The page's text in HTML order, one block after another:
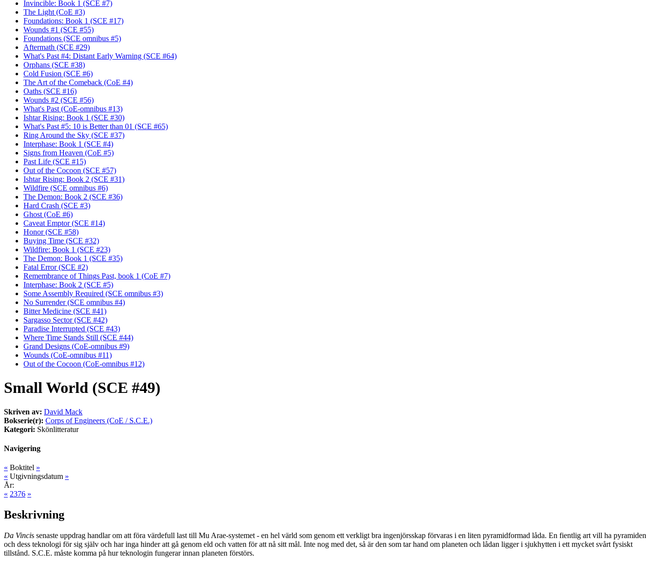
Invincible: Book 1 (SCE #7)
The Light (CoE #3)
Foundations: Book 1 (SCE #17)
Wounds #1 (SCE #55)
Foundations (SCE omnibus #5)
Aftermath (SCE #29)
What's Past #4: Distant Early Warning (SCE #64)
Orphans (SCE #38)
Cold Fusion (SCE #6)
The Art of the Comeback (CoE #4)
Oaths (SCE #16)
Wounds #2 (SCE #56)
What's Past (CoE-omnibus #13)
Ishtar Rising: Book 1 (SCE #30)
What's Past #5: 10 is Better than 01 (SCE #65)
Ring Around the Sky (SCE #37)
Interphase: Book 1 (SCE #4)
Signs from Heaven (CoE #5)
Past Life (SCE #15)
Out of the Cocoon (SCE #57)
Ishtar Rising: Book 2 (SCE #31)
Wildfire (SCE omnibus #6)
The Demon: Book 2 (SCE #36)
Hard Crash (SCE #3)
Ghost (CoE #6)
Caveat Emptor (SCE #14)
Honor (SCE #58)
Buying Time (SCE #32)
Wildfire: Book 1 (SCE #23)
The Demon: Book 1 (SCE #35)
Fatal Error (SCE #2)
Remembrance of Things Past, book 1 (CoE #7)
Interphase: Book 2 (SCE #5)
Some Assembly Required (SCE omnibus #3)
No Surrender (SCE omnibus #4)
Bitter Medicine (SCE #41)
Sargasso Sector (SCE #42)
Paradise Interrupted (SCE #43)
Where Time Stands Still (SCE #44)
Grand Designs (CoE-omnibus #9)
Wounds (CoE-omnibus #11)
Out of the Cocoon (CoE-omnibus #12)
Small World (SCE #49)
Skriven av: David Mack
Bokserie(r): Corps of Engineers (CoE / S.C.E.)
Kategori: Skönlitteratur
Navigering
« Boktitel »
« Utgivningsdatum »
År:
« 2376 »
Beskrivning
Da Vincis senaste uppdrag handlar om att föra värdefull last till Mu Arae-systemet - en hel värld som genom ett verkligt bra ingenjörsskap förvaras i en liten pyramidformad låda. En fientlig art vill ha pyramiden
och dess teknologi för sig själv och har inga hinder att gå genom eld och vatten för att nå sitt mål. Inte nog med det, så är den som tar hand om planeten och lådan ligger i sjukhytten i ett mycket svårt fysiskt
tillstånd. S.C.E. måste komma på hur teknologin fungerar innan planeten förstörs.